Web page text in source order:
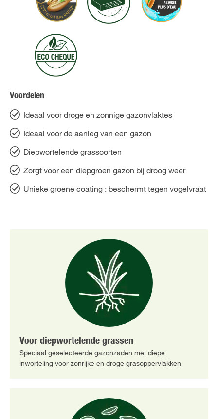
Voordelen
Ideaal voor droge en zonnige gazonvlaktes
Ideaal voor de aanleg van een gazon
Diepwortelende grassoorten
Zorgt voor een diepgroen gazon bij droog weer
Unieke groene coating : beschermt tegen vogelvraat
Voor diepwortelende grassen
Speciaal geselecteerde gazonzaden met diepe
inworteling voor zonrijke en droge grasoppervlakken.